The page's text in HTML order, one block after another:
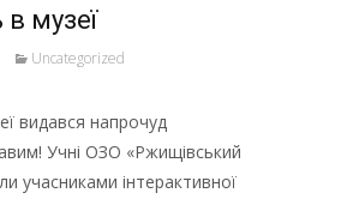
музеї
Uncategorized
видався напрочуд
Учні ОЗО «Ржищівський
учасниками інтерактивної